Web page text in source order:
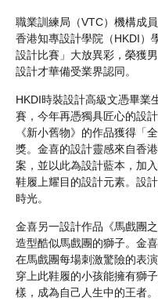
職業訓練局（VTC）機構成
香港知專設計學院（HKDI）
設計比賽」大放異彩，榮獲
設計才華備受業界認同。
HKDI時裝設計高級文憑畢業
賽，今年再憑獨具匠心的設
《新小舊物》的作品獲得「
獎。金喜的設計靈感來自香
案，並以此為設計藍本，加
鞋履上耀目的設計元素。設
時光。
金喜另一設計作品《馬戲團
造型酷似馬戲團的獅子。金
在馬戲團每場刺激驚險的表
穿上此鞋履的小孩能擁有獅
樣，成為自己人生中的王者。